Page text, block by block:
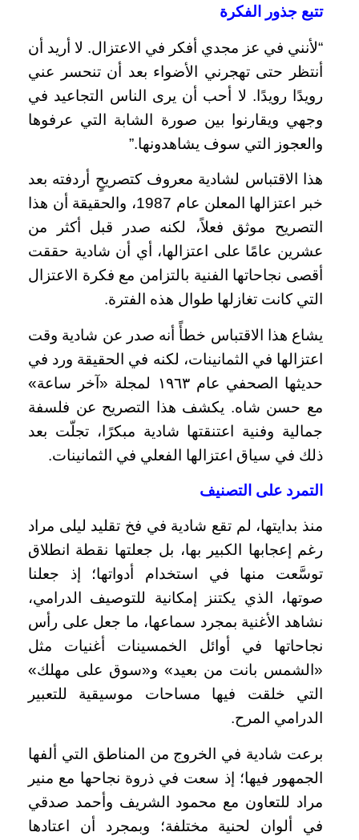
تتبع جذور الفكرة
“لأنني في عز مجدي أفكر في الاعتزال. لا أريد أن
أنتظر حتى تهجرني الأضواء بعد أن تنحسر عني
رويدًا رويدًا. لا أحب أن يرى الناس التجاعيد في
وجهي ويقارنوا بين صورة الشابة التي عرفوها
والعجوز التي سوف يشاهدونها.”
هذا الاقتباس لشادية معروف كتصريحٍ أردفته بعد
خبر اعتزالها المعلن عام 1987، والحقيقة أن هذا
التصريح موثق فعلاً، لكنه صدر قبل أكثر من
عشرين عامًا على اعتزالها، أي أن شادية حققت
أقصى نجاحاتها الفنية بالتزامن مع فكرة الاعتزال
التي كانت تغازلها طوال هذه الفترة.
يشاع هذا الاقتباس خطأً أنه صدر عن شادية وقت
اعتزالها في الثمانينات، لكنه في الحقيقة ورد في
حديثها الصحفي عام ١٩٦٣ لمجلة «آخر ساعة»
مع حسن شاه. يكشف هذا التصريح عن فلسفة
جمالية وفنية اعتنقتها شادية مبكرًا، تجلّت بعد
ذلك في سياق اعتزالها الفعلي في الثمانينات.
التمرد على التصنيف
منذ بدايتها، لم تقع شادية في فخ تقليد ليلى مراد
رغم إعجابها الكبير بها، بل جعلتها نقطة انطلاق
توسَّعت منها في استخدام أدواتها؛ إذ جعلنا
صوتها، الذي يكتنز إمكانية للتوصيف الدرامي،
نشاهد الأغنية بمجرد سماعها، ما جعل على رأس
نجاحاتها في أوائل الخمسينات أغنيات مثل
«الشمس بانت من بعيد» و«سوق على مهلك»
التي خلقت فيها مساحات موسيقية للتعبير
الدرامي المرح.
برعت شادية في الخروج من المناطق التي ألفها
الجمهور فيها؛ إذ سعت في ذروة نجاحها مع منير
مراد للتعاون مع محمود الشريف وأحمد صدقي
في ألوان لحنية مختلفة؛ وبمجرد أن اعتادها